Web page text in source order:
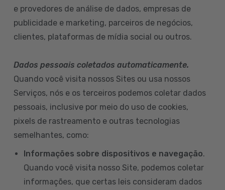
e provedores de análise de dados, empresas de
publicidade e marketing, parceiros de negócios,
clientes, plataformas de mídia social ou outros.
Dados pessoais coletados automaticamente.
Quando você visita nossos Sites ou usa nossos
Serviços, nós e os terceiros podemos coletar dados
pessoais, inclusive por meio do uso de cookies,
pixels de rastreamento e outras tecnologias
semelhantes, como:
Informações sobre dispositivos e navegação.
Quando você visita nosso Site, podemos coletar
informações, que certas leis consideram dados